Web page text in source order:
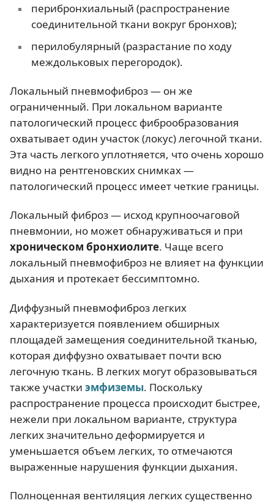
перибронхиальный (распространение
соединительной ткани вокруг бронхов);
перилобулярный (разрастание по ходу
междольковых перегородок).
Локальный пневмофиброз — он же
ограниченный. При локальном варианте
патологический процесс фиброобразования
охватывает один участок (локус) легочной ткани.
Эта часть легкого уплотняется, что очень хорошо
видно на рентгеновских снимках —
патологический процесс имеет четкие границы.
Локальный фиброз — исход крупноочаговой
пневмонии, но может обнаруживаться и при
хроническом бронхиолите. Чаще всего
локальный пневмофиброз не влияет на функции
дыхания и протекает бессимптомно.
Диффузный пневмофиброз легких
характеризуется появлением обширных
площадей замещения соединительной тканью,
которая диффузно охватывает почти всю
легочную ткань. В легких могут образовываться
также участки эмфиземы. Поскольку
распространение процесса происходит быстрее,
нежели при локальном варианте, структура
легких значительно деформируется и
уменьшается объем легких, то отмечаются
выраженные нарушения функции дыхания.
Полноценная вентиляция легких существенно